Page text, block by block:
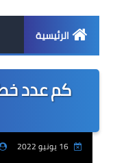
الرئيسية
كم عدد
16 يونيو 2022